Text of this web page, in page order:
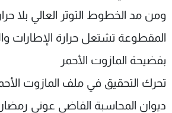
ومن مد الخطوط التوتر العالي بلا
المقطوعة تشتعل حرارة الإطارات
بفضيحة المازوت الأحمر
تحرك التحقيق في ملف المازوت
ديوان المحاسبة القاضي عوني